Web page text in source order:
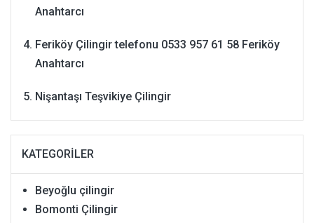
Anahtarcı
Feriköy Çilingir telefonu 0533 957 61 58 Feriköy
Anahtarcı
Nişantaşı Teşvikiye Çilingir
KATEGORILER
Beyoğlu çilingir
Bomonti Çilingir